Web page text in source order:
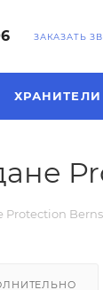
ЗАКАЗАТЬ
Protection